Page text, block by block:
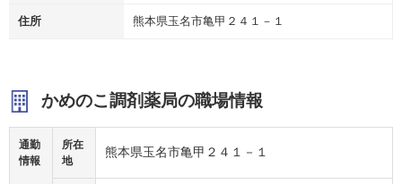
住所 熊本県玉名市亀甲２４１－１
かめのこ調剤薬局の職場情報
通勤
情報
所在
地
熊本県玉名市亀甲２４１－１